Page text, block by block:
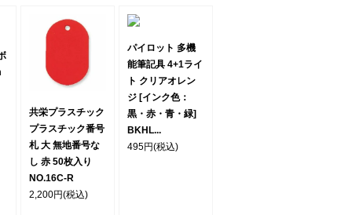
共栄プラスチック
プラスチック番号
札 大 無地番号な
し 赤 50枚入り
NO.16C-R
2,200円(税込)
パイロット 多機
能筆記具 4+1ライ
ト クリアオレン
ジ [インク色：
黒・赤・青・緑]
BKHL...
495円(税込)